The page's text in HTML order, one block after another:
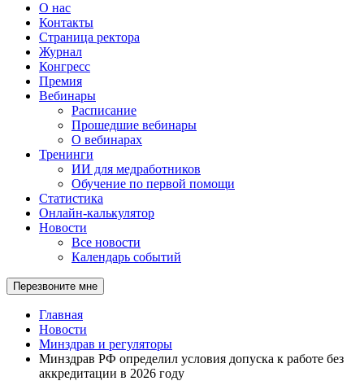
О нас
Контакты
Страница ректора
Журнал
Конгресс
Премия
Вебинары
Расписание
Прошедшие вебинары
О вебинарах
Тренинги
ИИ для медработников
Обучение по первой помощи
Статистика
Онлайн-калькулятор
Новости
Все новости
Календарь событий
Перезвоните мне
Главная
Новости
Минздрав и регуляторы
Минздрав РФ определил условия допуска к работе без
аккредитации в 2026 году